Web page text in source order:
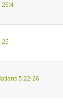
26:4
26
5:22-26